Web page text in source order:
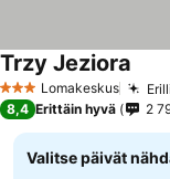
3 Tähtiluokitus
Lomakeskus
Trzy Jeziora
8,4 Erittäin hyvä 2
Valitse päivät